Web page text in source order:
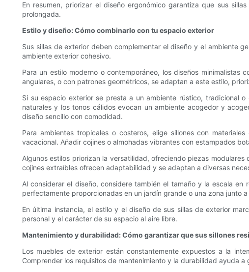
En resumen, priorizar el diseño ergonómico garantiza que sus
prolongada.
Estilo y diseño: Cómo combinarlo con tu espacio exterior
Sus sillas de exterior deben complementar el diseño y el ambiente
ambiente exterior cohesivo.
Para un estilo moderno o contemporáneo, los diseños
angulares, o con patrones geométricos, se adaptan a este estilo,
Si su espacio exterior se presta a un ambiente rústico, tradicional
naturales y los tonos cálidos evocan un ambiente acogedor y
diseño sencillo con comodidad.
Para ambientes tropicales o costeros, elige sillones con
vacacional. Añadir cojines o almohadas vibrantes con estampados
Algunos estilos priorizan la versatilidad, ofreciendo piezas
cojines extraíbles ofrecen adaptabilidad y se adaptan a diversas
Al considerar el diseño, considere también el tamaño y la escala
perfectamente proporcionadas en un jardín grande o una zona junto a
En última instancia, el estilo y el diseño de sus sillas de exterior
personal y el carácter de su espacio al aire libre.
Mantenimiento y durabilidad: Cómo garantizar que sus sillones
Los muebles de exterior están constantemente expuestos a la
Comprender los requisitos de mantenimiento y la durabilidad ayuda